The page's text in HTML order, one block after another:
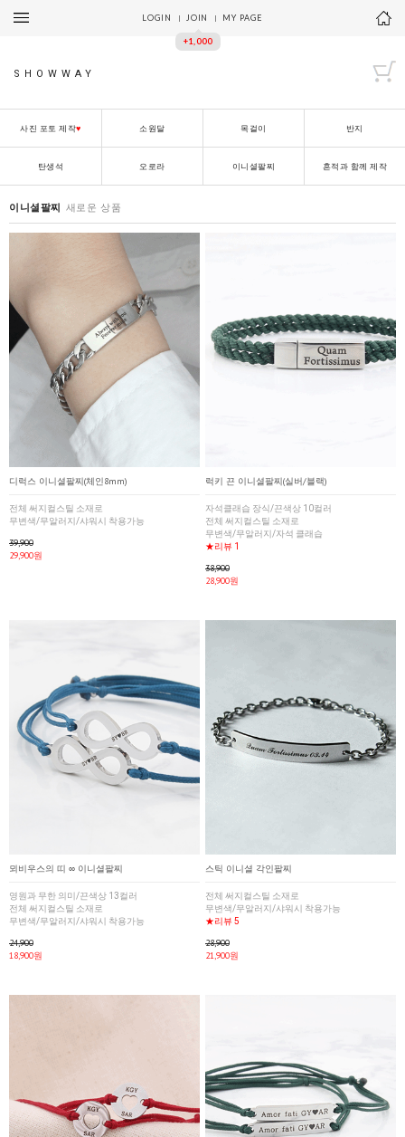
LOGIN JOIN
+1,000
MY PAGE
SHOWWAY
사진 포토 제작♥ 소원달 목걸이 반지
탄생석 오로라 이니셜팔찌 흔적과 함께 제작
이니셜팔찌 새로운 상품
디럭스 이니셜팔찌(체인8mm)
전체 써지컬스틸 소재로
무변색/무알러지/샤워시 착용가능
39,900
29,900원
럭키 끈 이니셜팔찌(실버/블랙)
자석클래습 장식/끈색상 10컬러
전체 써지컬스틸 소재로
무변색/무알러지/자석 클래습
★리뷰 1
38,900
28,900원
뫼비우스의 띠 ∞ 이니셜팔찌
영원과 무한 의미/끈색상 13컬러
전체 써지컬스틸 소재로
무변색/무알러지/샤워시 착용가능
24,900
18,900원
스틱 이니셜 각인팔찌
전체 써지컬스틸 소재로
무변색/무알러지/샤워시 착용가능
★리뷰 5
28,900
21,900원